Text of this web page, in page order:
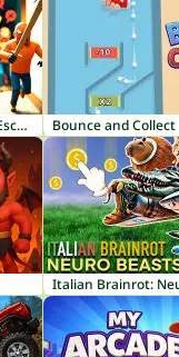
Knock and Run: 100 Door Escape Bounce and Collect
Italian Brainrot: